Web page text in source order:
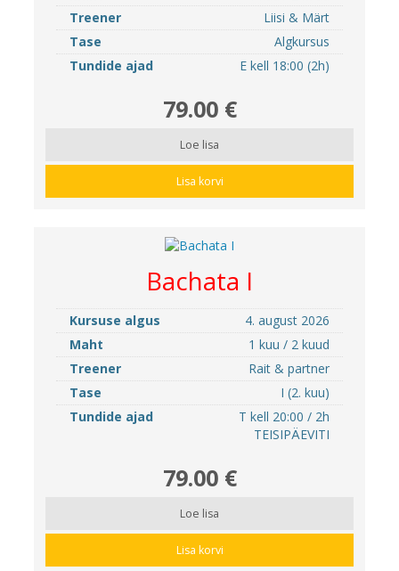
Treener
Liisi & Märt
Tase
Algkursus
Tundide ajad
E kell 18:00 (2h)
79.00 €
Loe lisa
Lisa korvi
Bachata I
Kursuse algus
4. august 2026
Maht
1 kuu / 2 kuud
Treener
Rait & partner
Tase
I (2. kuu)
Tundide ajad
T kell 20:00 / 2h
TEISIPÄEVITI
79.00 €
Loe lisa
Lisa korvi